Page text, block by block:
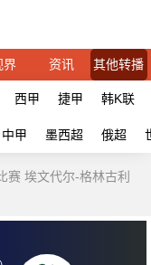
界 资讯 其他转播
西甲 捷甲 韩K联
中甲 墨西超 俄超
赛 埃文代尔-格林古利